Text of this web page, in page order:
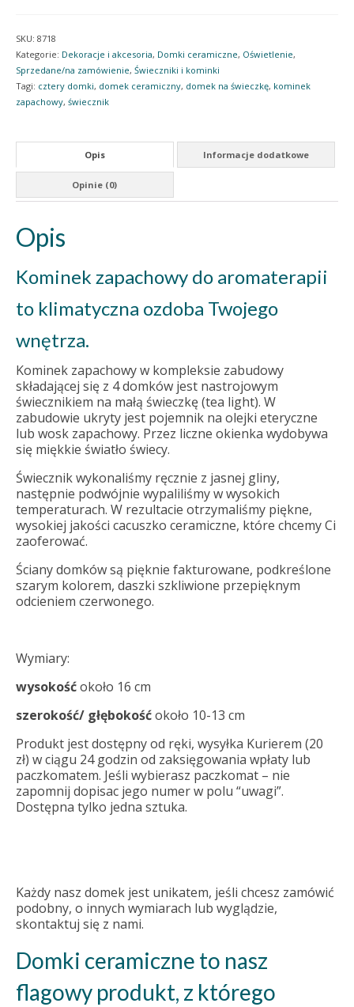
SKU: 8718
Kategorie: Dekoracje i akcesoria, Domki ceramiczne, Oświetlenie,
Sprzedane/na zamówienie, Świeczniki i kominki
Tagi: cztery domki, domek ceramiczny, domek na świeczkę, kominek
zapachowy, świecznik
Opis Informacje dodatkowe
Opinie (0)
Opis
Kominek zapachowy do aromaterapii
to klimatyczna ozdoba Twojego
wnętrza.
Kominek zapachowy w kompleksie zabudowy
składającej się z 4 domków jest nastrojowym
świecznikiem na małą świeczkę (tea light). W
zabudowie ukryty jest pojemnik na olejki eteryczne
lub wosk zapachowy. Przez liczne okienka wydobywa
się miękkie światło świecy.
Świecznik wykonaliśmy ręcznie z jasnej gliny,
następnie podwójnie wypaliliśmy w wysokich
temperaturach. W rezultacie otrzymaliśmy piękne,
wysokiej jakości cacuszko ceramiczne, które chcemy Ci
zaoferować.
Ściany domków są pięknie fakturowane, podkreślone
szarym kolorem, daszki szkliwione przepięknym
odcieniem czerwonego.
Wymiary:
wysokośćokoło 16 cm
szerokość/ głębokośćokoło 10-13 cm
Produkt jest dostępny od ręki, wysyłka Kurierem (20
zł) w ciągu 24 godzin od zaksięgowania wpłaty lub
paczkomatem. Jeśli wybierasz paczkomat – nie
zapomnij dopisac jego numer w polu “uwagi”.
Dostępna tylko jedna sztuka.
Każdy nasz domek jest unikatem, jeśli chcesz zamówić
podobny, o innych wymiarach lub wyglądzie,
skontaktuj się z nami.
Domki ceramiczne to nasz
flagowy produkt, z którego